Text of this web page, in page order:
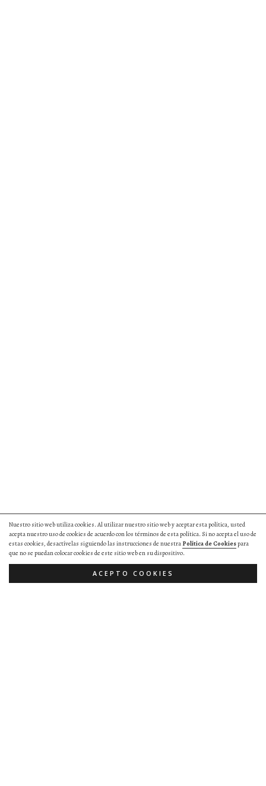
Nuestro sitio web utiliza cookies. Al utilizar nuestro sitio web y aceptar esta política, usted
acepta nuestro uso de cookies de acuerdo con los términos de esta política. Si no acepta el uso de
estas cookies, desactívelas siguiendo las instrucciones de nuestra Política de Cookiespara
que no se puedan colocar cookies de este sitio web en su dispositivo.
ACEPTO COOKIES